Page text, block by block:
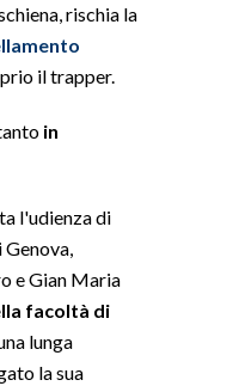
rischia la
il trapper.
in
l'udienza di
e Gian Maria
facoltà di
lunga
la sua